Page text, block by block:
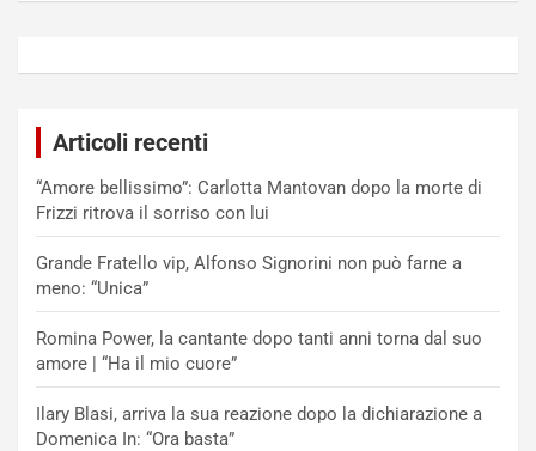
Articoli recenti
“Amore bellissimo”: Carlotta Mantovan dopo la morte di
Frizzi ritrova il sorriso con lui
Grande Fratello vip, Alfonso Signorini non può farne a
meno: “Unica”
Romina Power, la cantante dopo tanti anni torna dal suo
amore | “Ha il mio cuore”
Ilary Blasi, arriva la sua reazione dopo la dichiarazione a
Domenica In: “Ora basta”